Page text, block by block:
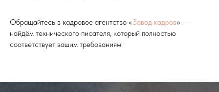
Обращайтесь в кадровое агентство «Завод кадров» —
найдём технического писателя, который полностью
соответствует вашим требованиям!